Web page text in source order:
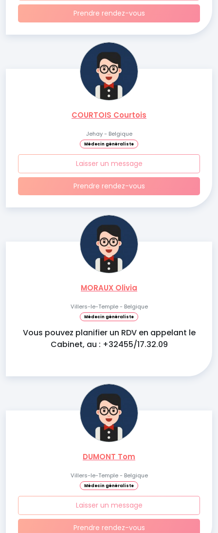
Prendre rendez-vous
COURTOIS Courtois
Jehay - Belgique
Médecin généraliste
Laisser un message
Prendre rendez-vous
MORAUX Olivia
Villers-le-Temple - Belgique
Médecin généraliste
Vous pouvez planifier un RDV en appelant le
Cabinet, au : +32455/17.32.09
DUMONT Tom
Villers-le-Temple - Belgique
Médecin généraliste
Laisser un message
Prendre rendez-vous